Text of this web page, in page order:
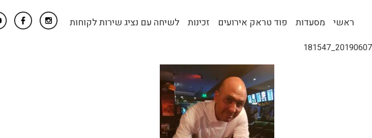
ראשי מסעדות פוד טראק אירועים זכינות לשיחה עם נציג שירות לקוחות
20190607_181547